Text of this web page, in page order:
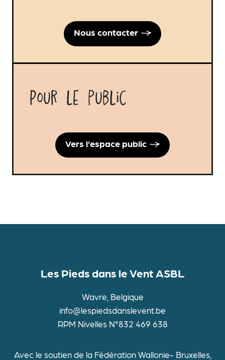
Nous contacter
Pour le public
Vers l’espace public
Les Pieds dans le Vent ASBL
Wavre, Belgique
info@lespiedsdanslevent.be
RPM Nivelles N°832 469 638
Avec le soutien de la Fédération Wallonie- Bruxelles,